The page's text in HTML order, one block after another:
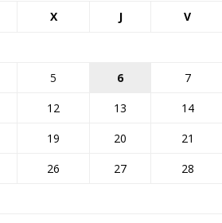
X J V
5 6 7
12 13 14
19 20 21
26 27 28